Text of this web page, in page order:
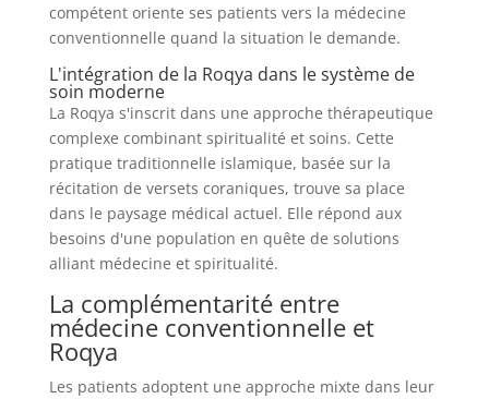
compétent oriente ses patients vers la médecine
conventionnelle quand la situation le demande.
L'intégration de la Roqya dans le système de
soin moderne
La Roqya s'inscrit dans une approche thérapeutique
complexe combinant spiritualité et soins. Cette
pratique traditionnelle islamique, basée sur la
récitation de versets coraniques, trouve sa place
dans le paysage médical actuel. Elle répond aux
besoins d'une population en quête de solutions
alliant médecine et spiritualité.
La complémentarité entre
médecine conventionnelle et
Roqya
Les patients adoptent une approche mixte dans leur